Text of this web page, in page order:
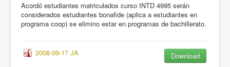
Acordó estudiantes matriculados curso INTD 4995 serán
considerados estudiantes bonafide (aplica a estudiantes en
programa coop) se elimino estar en programas de bachillerato.
2008-09-17 JA
Download